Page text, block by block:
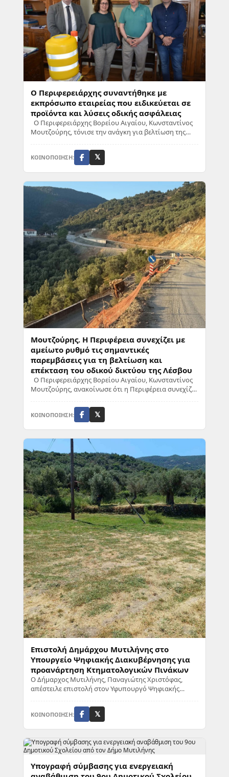
Ο Περιφερειάρχης συναντήθηκε με
εκπρόσωπο εταιρείας που ειδικεύεται σε
προϊόντα και λύσεις οδικής ασφάλειας
Ο Περιφερειάρχης Βορείου Αιγαίου, Κωνσταντίνος
Μουτζούρης, τόνισε την ανάγκη για βελτίωση της
ΚΟΙΝΟΠΟΙΗΣΗ: 𝕏
Μουτζούρης. Η Περιφέρεια συνεχίζει με
αμείωτο ρυθμό τις σημαντικές
παρεμβάσεις για τη βελτίωση και
επέκταση του οδικού δικτύου της Λέσβου
Ο Περιφερειάρχης Βορείου Αιγαίου, Κωνσταντίνος
Μουτζούρης, ανακοίνωσε ότι η Περιφέρεια συνεχίζει
ΚΟΙΝΟΠΟΙΗΣΗ: 𝕏
Επιστολή Δημάρχου Μυτιλήνης στο
Υπουργείο Ψηφιακής Διακυβέρνησης για
προανάρτηση Κτηματολογικών Πινάκων
Ο Δήμαρχος Μυτιλήνης, Παναγιώτης Χριστόφας,
απέστειλε επιστολή στον Υφυπουργό Ψηφιακής
εκφράζοντας ανη...
ΚΟΙΝΟΠΟΙΗΣΗ: 𝕏
Υπογραφή σύμβασης για ενεργειακή